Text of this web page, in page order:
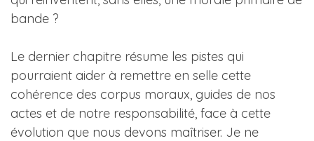
bande ?
Le dernier chapitre résume les pistes qui
pourraient aider à remettre en selle cette
cohérence des corpus moraux, guides de nos
actes et de notre responsabilité, face à cette
évolution que nous devons maîtriser. Je ne